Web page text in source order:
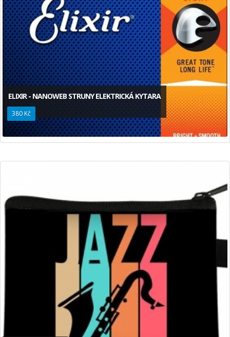
ELIXIR - NANOWEB STRUNY ELEKTRICKÁ KYTARA
380 Kč